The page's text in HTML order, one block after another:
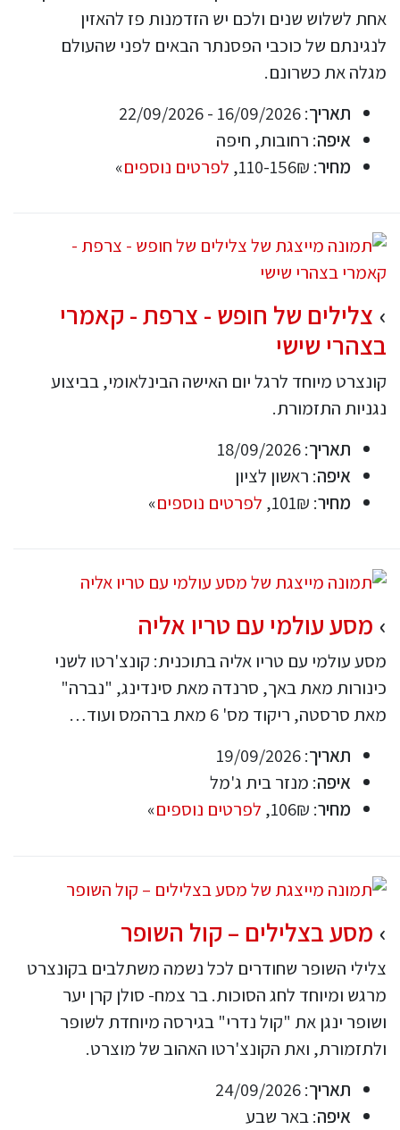
אחת לשלוש שנים ולכם יש הזדמנות פז להאזין
לנגינתם של כוכבי הפסנתר הבאים לפני שהעולם
מגלה את כשרונם.
תאריך: 16/09/2026 - 22/09/2026
איפה: רחובות, חיפה
מחיר: 110-156₪, לפרטים נוספים»
צלילים של חופש - צרפת - קאמרי
בצהרי שישי
קונצרט מיוחד לרגל יום האישה הבינלאומי, בביצוע
נגניות התזמורת.
תאריך: 18/09/2026
איפה: ראשון לציון
מחיר: 101₪, לפרטים נוספים»
מסע עולמי עם טריו אליה
מסע עולמי עם טריו אליה בתוכנית: קונצ'רטו לשני
כינורות מאת באך, סרנדה מאת סינדינג, "נברה"
מאת סרסטה, ריקוד מס' 6 מאת ברהמס ועוד…
תאריך: 19/09/2026
איפה: מנזר בית ג'מל
מחיר: 106₪, לפרטים נוספים»
מסע בצלילים – קול השופר
צלילי השופר שחודרים לכל נשמה משתלבים בקונצרט
מרגש ומיוחד לחג הסוכות. בר צמח- סולן קרן יער
ושופר ינגן את "קול נדרי" בגירסה מיוחדת לשופר
ולתזמורת, ואת הקונצ'רטו האהוב של מוצרט.
תאריך: 24/09/2026
איפה: באר שבע